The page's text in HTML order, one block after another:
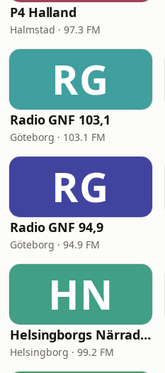
P4 Halland
Halmstad · 97.3 FM
RG
Radio GNF 103,1
Göteborg · 103.1 FM
RG
Radio GNF 94,9
Göteborg · 94.9 FM
HN
Helsingborgs Närradio
Helsingborg · 99.2 FM